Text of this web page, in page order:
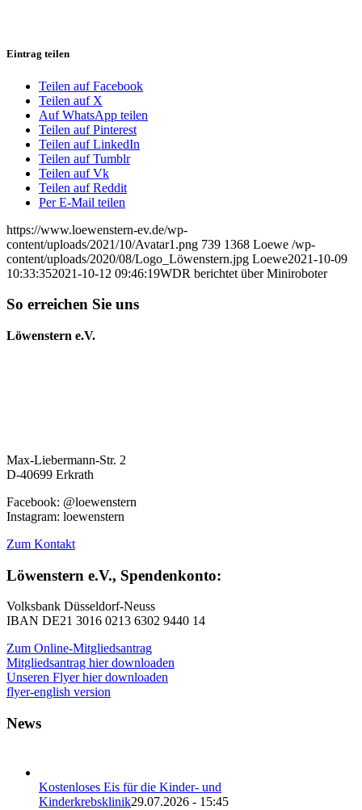
Eintrag teilen
Teilen auf Facebook
Teilen auf X
Auf WhatsApp teilen
Teilen auf Pinterest
Teilen auf LinkedIn
Teilen auf Tumblr
Teilen auf Vk
Teilen auf Reddit
Per E-Mail teilen
https://www.loewenstern-ev.de/wp-
content/uploads/2021/10/Avatar1.png 739 1368 Loewe /wp-
content/uploads/2020/08/Logo_Löwenstern.jpg Loewe2021-10-09
10:33:352021-10-12 09:46:19WDR berichtet über Miniroboter
So erreichen Sie uns
Löwenstern e.V.
Max-Liebermann-Str. 2
D-40699 Erkrath
Facebook: @loewenstern
Instagram: loewenstern
Zum Kontakt
Löwenstern e.V., Spendenkonto:
Volksbank Düsseldorf-Neuss
IBAN DE21 3016 0213 6302 9440 14
Zum Online-Mitgliedsantrag
Mitgliedsantrag hier downloaden
Unseren Flyer hier downloaden
flyer-english version
News
Kostenloses Eis für die Kinder- und
Kinderkrebsklinik29.07.2026 - 15:45